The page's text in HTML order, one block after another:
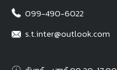
099-490-6022
s.t.inter@outlook.com